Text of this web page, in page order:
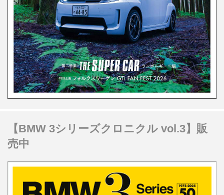
【BMW 3シリーズクロニクル vol.3】販
売中